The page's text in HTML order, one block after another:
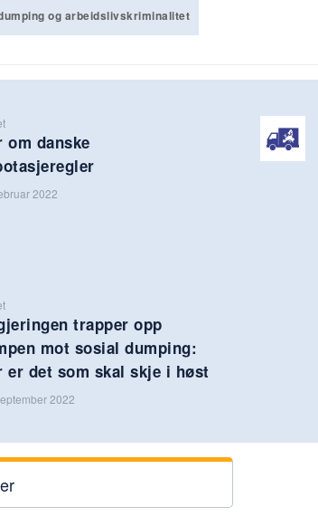
og arbeidslivskriminalitet
om danske
2022
trapper opp
mot sosial dumping:
er det som skal skje i høst
2022